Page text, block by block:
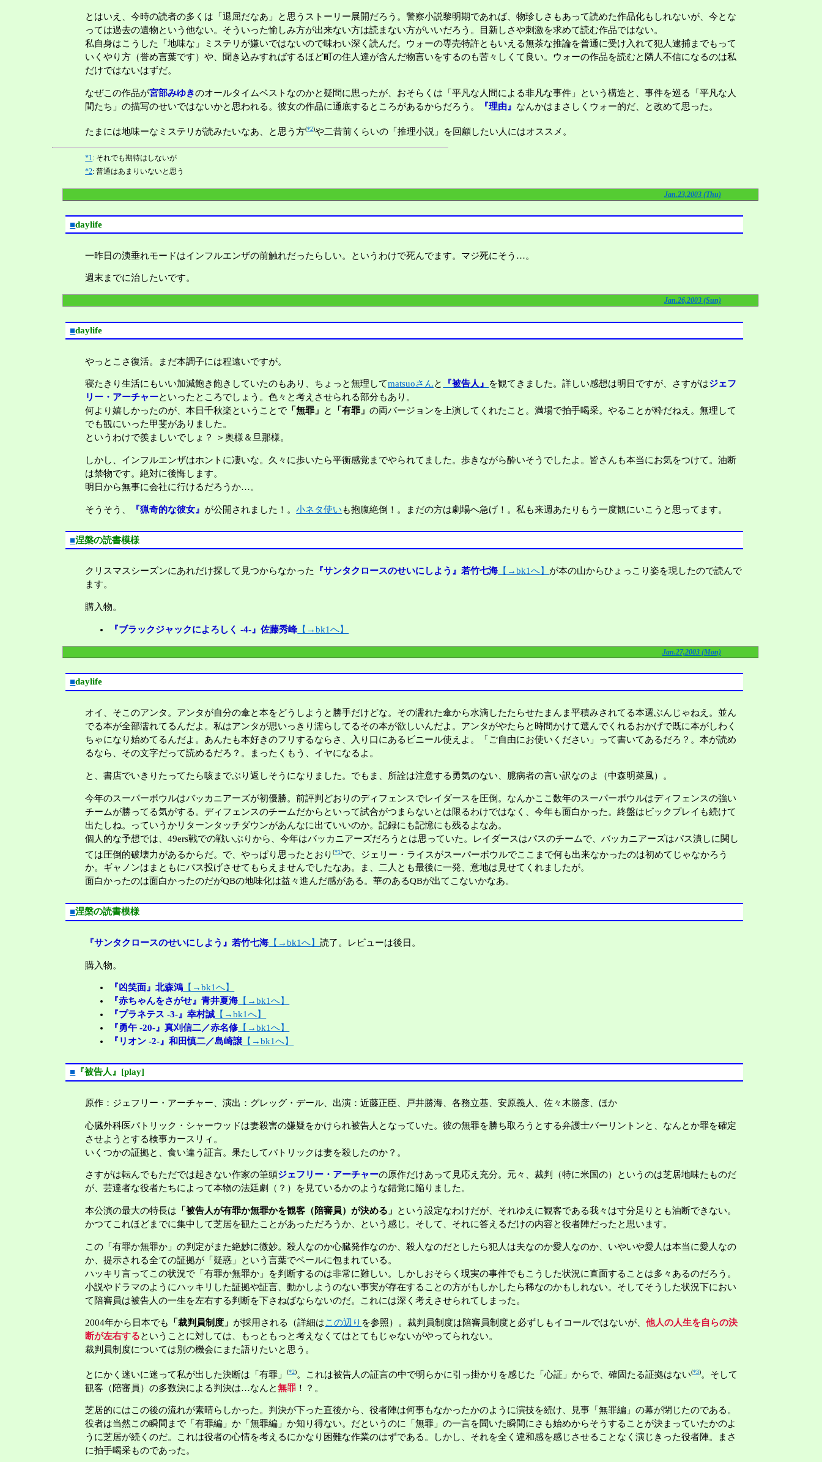
とはいえ、今時の読者の多くは「退屈だなあ」と思うストーリー展開だろう。警察小説黎明期であれば、物珍しさもあって読めた作品化もしれないが、今とな
っては過去の遺物という他ない。そういった愉しみ方が出来ない方は読まない方がいいだろう。目新しさや刺激を求めて読む作品ではない。
私自身はこうした「地味な」ミステリが嫌いではないので味わい深く読んだ。ウォーの専売特許ともいえる無茶な推論を普通に受け入れて犯人逮捕までもって
いくやり方（誉め言葉です）や、聞き込みすればするほど町の住人達が含んだ物言いをするのも苦々しくて良い。ウォーの作品を読むと隣人不信になるのは私
だけではないはずだ。
なぜこの作品が宮部みゆきのオールタイムベストなのかと疑問に思ったが、おそらくは「平凡な人間による非凡な事件」という構造と、事件を巡る「平凡な人
間たち」の描写のせいではないかと思われる。彼女の作品に通底するところがあるからだろう。
『理由』 なんかはまさしくウォー的だ、と改めて思った。
たまには地味ーなミステリが読みたいなあ、と思う方(*2)や二昔前くらいの「推理小説」を回顧したい人にはオススメ。
*1: それでも期待はしないが
*2: 普通はあまりいないと思う
Jan.23,2003 (Thu)
■daylife
一昨日の洟垂れモードはインフルエンザの前触れだったらしい。というわけで死んでます。マジ死にそう…。
週末までに治したいです。
Jan.26,2003 (Sun)
■daylife
やっとこさ復活。まだ本調子には程遠いですが。
寝たきり生活にもいい加減飽き飽きしていたのもあり、ちょっと無理してmatsuoさんと 『被告人』 を観てきました。詳しい感想は明日ですが、さすがはジェフ
リー・アーチャーといったところでしょう。色々と考えさせられる部分もあり。
何より嬉しかったのが、本日千秋楽ということで 「無罪」 と 「有罪」の両バージョンを上演してくれたこと。満場で拍手喝采。やることが粋だねえ。無理して
でも観にいった甲斐がありました。
というわけで羨ましいでしょ？ ＞奥様＆旦那様。
しかし、インフルエンザはホントに凄いな。久々に歩いたら平衡感覚までやられてました。歩きながら酔いそうでしたよ。皆さんも本当にお気をつけて。油断
は禁物です。絶対に後悔します。
明日から無事に会社に行けるだろうか…。
そうそう、 『猟奇的な彼女』 が公開されました！。小ネタ使いも抱腹絶倒！。まだの方は劇場へ急げ！。私も来週あたりもう一度観にいこうと思ってます。
■涅槃の読書模様
クリスマスシーズンにあれだけ探して見つからなかった 『サンタクロースのせいにしよう』若竹七海 【→bk1へ】 が本の山からひょっこり姿を現したので読んで
ます。
購入物。
『ブラックジャックによろしく -4-』佐藤秀峰【→bk1へ】
Jan.27,2003 (Mon)
■daylife
オイ、そこのアンタ。アンタが自分の傘と本をどうしようと勝手だけどな。その濡れた傘から水滴したたらせたまんま平積みされてる本選ぶんじゃねえ。並ん
でる本が全部濡れてるんだよ。私はアンタが思いっきり濡らしてるその本が欲しいんだよ。アンタがやたらと時間かけて選んでくれるおかげで既に本がしわく
ちゃになり始めてるんだよ。あんたも本好きのフリするならさ、入り口にあるビニール使えよ。「ご自由にお使いください」って書いてあるだろ？。本が読め
るなら、その文字だって読めるだろ？。まったくもう、イヤになるよ。
と、書店でいきりたってたら咳までぶり返しそうになりました。でもま、所詮は注意する勇気のない、臆病者の言い訳なのよ（中森明菜風）。
今年のスーパーボウルはバッカニアーズが初優勝。前評判どおりのディフェンスでレイダースを圧倒。なんかここ数年のスーパーボウルはディフェンスの強い
チームが勝ってる気がする。ディフェンスのチームだからといって試合がつまらないとは限るわけではなく、今年も面白かった。終盤はビックプレイも続けて
出たしね。っていうかリターンタッチダウンがあんなに出ていいのか。記録にも記憶にも残るよなあ。
個人的な予想では、49ers戦での戦いぶりから、今年はバッカニアーズだろうとは思っていた。レイダースはパスのチームで、バッカニアーズはパス潰しに関し
ては圧倒的破壊力があるからだ。で、やっぱり思ったとおり(*1)で、ジェリー・ライスがスーパーボウルでここまで何も出来なかったのは初めてじゃなかろう
か。ギャノンはまともにパス投げさせてもらえませんでしたなあ。ま、二人とも最後に一発、意地は見せてくれましたが。
面白かったのは面白かったのだがQBの地味化は益々進んだ感がある。華のあるQBが出てこないかなあ。
■涅槃の読書模様
『サンタクロースのせいにしよう』若竹七海 【→bk1へ】読了。レビューは後日。
購入物。
『凶笑面』北森鴻 【→bk1へ】
『赤ちゃんをさがせ』青井夏海 【→bk1へ】
『プラネテス -3-』幸村誠 【→bk1へ】
『勇午 -20-』真刈信二／赤名修 【→bk1へ】
『リオン -2-』和田慎二／島崎譲 【→bk1へ】
■ 『被告人』[play]
原作：ジェフリー・アーチャー、演出：グレッグ・デール、出演：近藤正臣、戸井勝海、各務立基、安原義人、佐々木勝彦、ほか
心臓外科医パトリック・シャーウッドは妻殺害の嫌疑をかけられ被告人となっていた。彼の無罪を勝ち取ろうとする弁護士バーリントンと、なんとか罪を確定
させようとする検事カースリィ。
いくつかの証拠と、食い違う証言。果たしてパトリックは妻を殺したのか？。
さすがは転んでもただでは起きない作家の筆頭ジェフリー・アーチャーの原作だけあって見応え充分。元々、裁判（特に米国の）というのは芝居地味たものだ
が、芸達者な役者たちによって本物の法廷劇（？）を見ているかのような錯覚に陥りました。
本公演の最大の特長は 「被告人が有罪か無罪かを観客（陪審員）が決める」
という設定なわけだが、それゆえに観客である我々は寸分足りとも油断できない。
かつてこれほどまでに集中して芝居を観たことがあっただろうか、という感じ。そして、それに答えるだけの内容と役者陣だったと思います。
この「有罪か無罪か」の判定がまた絶妙に微妙。殺人なのか心臓発作なのか、殺人なのだとしたら犯人は夫なのか愛人なのか、いやいや愛人は本当に愛人なの
か、提示される全ての証拠が「疑惑」という言葉でベールに包まれている。
ハッキリ言ってこの状況で「有罪か無罪か」を判断するのは非常に難しい。しかしおそらく現実の事件でもこうした状況に直面することは多々あるのだろう。
小説やドラマのようにハッキリした証拠や証言、動かしようのない事実が存在することの方がもしかしたら稀なのかもしれない。そしてそうした状況下におい
て陪審員は被告人の一生を左右する判断を下さねばならないのだ。これには深く考えさせられてしまった。
2004年から日本でも 「裁判員制度」 が採用される（詳細はこの辺り を参照）。裁判員制度は陪審員制度と必ずしもイコールではないが、他人の人生を自らの決
断が左右するということに対しては、もっともっと考えなくてはとてもじゃないがやってられない。
裁判員制度については別の機会にまた語りたいと思う。
とにかく迷いに迷って私が出した決断は「有罪」(*2)。これは被告人の証言の中で明らかに引っ掛かりを感じた「心証」からで、確固たる証拠はない(*3)。そして
観客（陪審員）の多数決による判決は…なんと無罪 ！？。
芝居的にはこの後の流れが素晴らしかった。判決が下った直後から、役者陣は何事もなかったかのように演技を続け、見事「無罪編」の幕が閉じたのである。
役者は当然この瞬間まで「有罪編」か「無罪編」か知り得ない。だというのに「無罪」の一言を聞いた瞬間にさも始めからそうすることが決まっていたかのよ
うに芝居が続くのだ。これは役者の心情を考えるにかなり困難な作業のはずである。しかし、それを全く違和感を感じさせることなく演じきった役者陣。まさ
に拍手喝采ものであった。